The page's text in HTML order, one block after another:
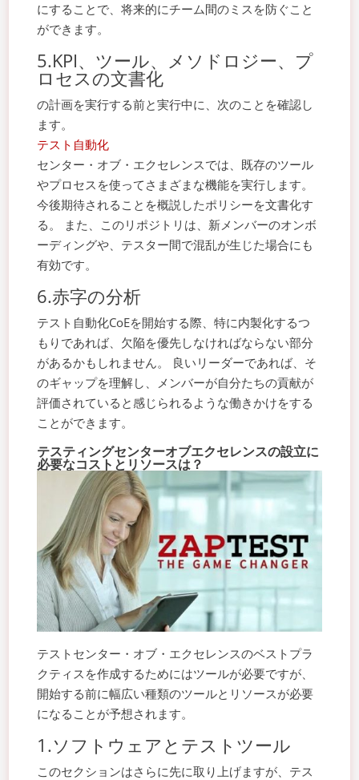
にすることで、将来的にチーム間のミスを防ぐこと
ができます。
5.KPI、ツール、メソドロジー、プ
ロセスの文書化
の計画を実行する前と実行中に、次のことを確認し
ます。
テスト自動化
センター・オブ・エクセレンスでは、既存のツール
やプロセスを使ってさまざまな機能を実行します。
今後期待されることを概説したポリシーを文書化す
る。 また、このリポジトリは、新メンバーのオンボ
ーディングや、テスター間で混乱が生じた場合にも
有効です。
6.赤字の分析
テスト自動化CoEを開始する際、特に内製化するつ
もりであれば、欠陥を優先しなければならない部分
があるかもしれません。 良いリーダーであれば、そ
のギャップを理解し、メンバーが自分たちの貢献が
評価されていると感じられるような働きかけをする
ことができます。
テスティングセンターオブエクセレンスの設立に
必要なコストとリソースは？
テストセンター・オブ・エクセレンスのベストプラ
クティスを作成するためにはツールが必要ですが、
開始する前に幅広い種類のツールとリソースが必要
になることが予想されます。
1.ソフトウェアとテストツール
このセクションはさらに先に取り上げますが、テス